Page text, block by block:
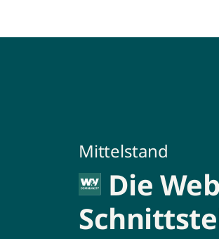
Mittelstand
Die